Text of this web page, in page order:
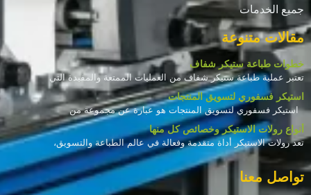
جميع الخدمات
مقالات متنوعة
خطوات طباعة ستيكر شفاف
تعتبر عملية طباعة ستيكر شفاف من العمليات الممتعة والمفيدة التي
استيكر فسفوري لتسويق المنتجات
استيكر فسفوري لتسويق المنتجات هو عبارة عن مجموعة من
أنواع رولات الاستيكر وخصائص كل منها
تعد رولات الاستيكر أداة متقدمة وفعالة في عالم الطباعة والتسويق،
تواصل معنا